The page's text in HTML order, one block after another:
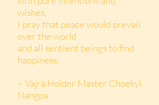
wishes,
I pray that peace would prevail
over the world
and all sentient beings to find
happiness.
~ Vajra Holder Master Choekyi
Nangpa